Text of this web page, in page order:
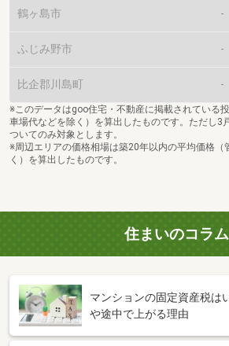
鶴ヶ島市 -
ふじみ野市 -
比企郡川島町 -
※このデータはgoo住宅・不動産に掲載されている
車場代などを除く）を算出したものです。ただし3
ついてのみ対象とします。
※周辺エリアの価格相場は築20年以内の平均価格（
く）を算出したものです。
住まいのコラム
マンションの固定資産税は
や途中で上がる理由